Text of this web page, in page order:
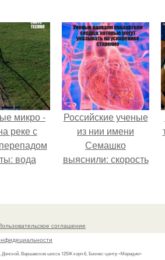
микро -
реке с
вода
Российские ученые
из нии имени
Семашко
выяснили: скорость
состояния сосудов
соглашение
Варшавское шоссе 125Ж корп.6, Бизнес-центр «Меридио»